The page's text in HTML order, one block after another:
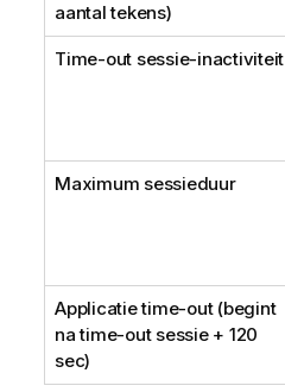
aantal tekens)
Time-out sessie-inactiviteit
Maximum sessieduur
Applicatie time-out (begint
na time-out sessie + 120
sec)